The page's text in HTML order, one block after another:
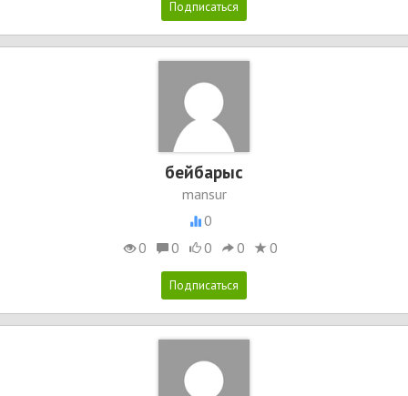
бейбарыс
mansur
0
0
0 0 0 0